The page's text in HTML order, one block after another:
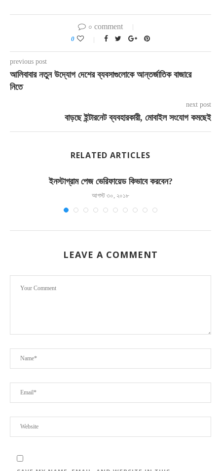
০ comment
0
previous post
আলিবাবার নতুন উদ্যোগ দেশের ব্যবসাগুলোকে আন্তর্জাতিক বাজারে
নিতে
next post
বাড়ছে ইন্টারনেট ব্যবহারকারী, মোবাইল সংযোগ কমছেই
RELATED ARTICLES
ইনস্টাগ্রাম পেজ ভেরিফায়েড কিভাবে করবেন?
আগস্ট ৩০, ২০১৮
LEAVE A COMMENT